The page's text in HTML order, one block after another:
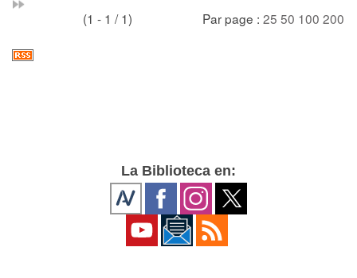
(1 - 1 / 1) Par page : 25 50 100 200
La Biblioteca en: